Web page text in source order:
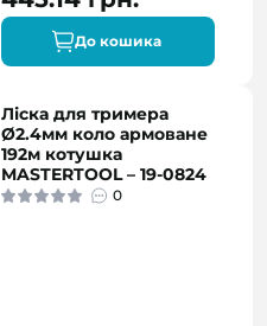
До кошика
Ліска для тримера
Ø2.4мм коло армоване
192м котушка
MASTERTOOL – 19-0824
0